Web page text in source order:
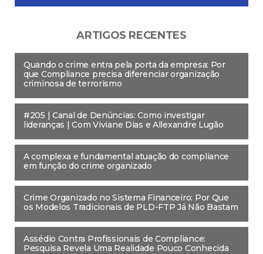
ARTIGOS RECENTES
Quando o crime entra pela porta da empresa: Por
que Compliance precisa diferenciar organização
criminosa de terrorismo
#205 | Canal de Denúncias: Como investigar
lideranças | Com Viviane Dias e Allexandre Lugão
A complexa e fundamental atuação do compliance
em função do crime organizado
Crime Organizado no Sistema Financeiro: Por Que
os Modelos Tradicionais de PLD-FTP Já Não Bastam
Assédio Contra Profissionais de Compliance:
Pesquisa Revela Uma Realidade Pouco Conhecida